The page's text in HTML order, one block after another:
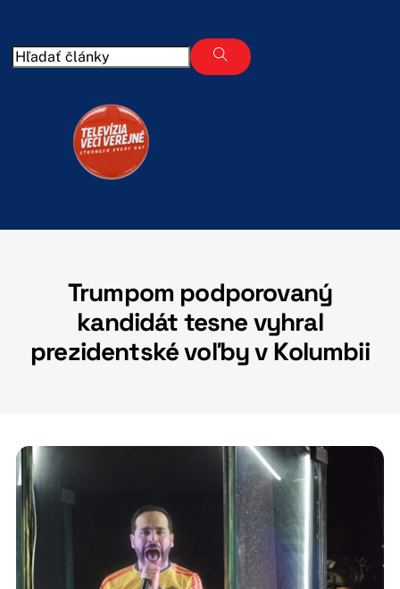
content
Trumpom podporovaný
kandidát tesne vyhral
prezidentské voľby v Kolumbii